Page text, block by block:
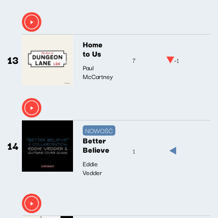
13
Home
to Us
Paul
McCartney
7 -1
14
NOWOŚĆ
Better
Believe
Eddie
Vedder
1